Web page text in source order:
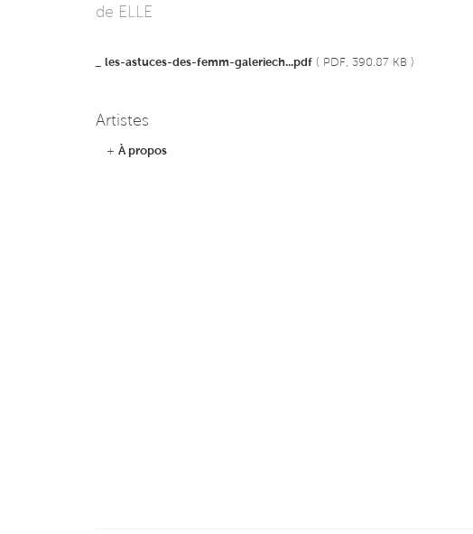
de ELLE
les-astuces-des-femm-galeriech...pdf( PDF, 390.87 KB )
Artistes
+ À propos